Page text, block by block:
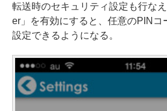
転送時のセキュリティ設定も行な
er」を有効にすると、任意のPINコ
設定できるようになる。